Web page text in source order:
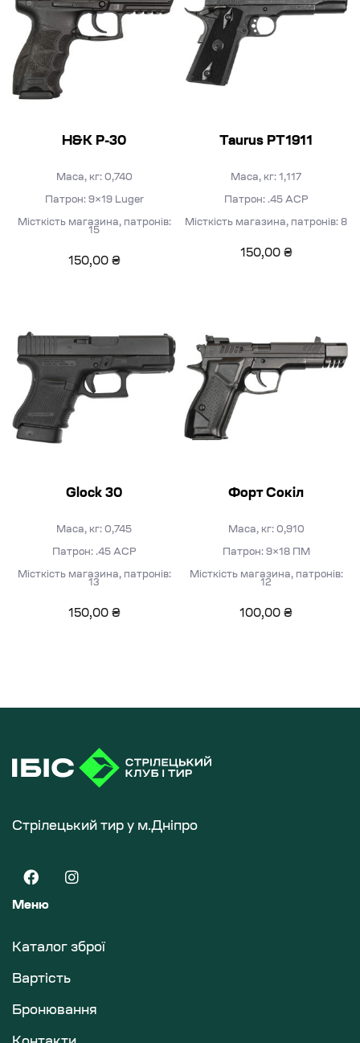
H&K P-30
Маса, кг: 0,740
Патрон: 9×19 Luger
Місткість магазина, патронів:
15
150,00 ₴
Taurus PT1911
Маса, кг: 1,117
Патрон: .45 АСР
Місткість магазина, патронів: 8
150,00 ₴
Glock 30
Маса, кг: 0,745
Патрон: .45 ACP
Місткість магазина, патронів:
13
150,00 ₴
Форт Сокіл
Маса, кг: 0,910
Патрон: 9×18 ПМ
Місткість магазина, патронів:
12
100,00 ₴
Стрілецький тир у м.Дніпро
Меню
Каталог зброї
Вартість
Бронювання